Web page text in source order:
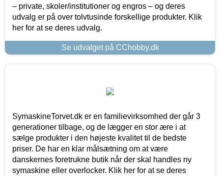
– private, skoler/institutioner og engros – og deres
udvalg er på over tolvtusinde forskellige produkter. Klik
her for at se deres udvalg.
Se udvalget på CChobby.dk
SymaskineTorvet.dk er en familievirksomhed der går 3
generationer tilbage, og de lægger en stor ære i at
sælge produkter i den højeste kvalitet til de bedste
priser. De har en klar målsætning om at være
danskernes foretrukne butik når der skal handles ny
symaskine eller overlocker. Klik her for at se deres